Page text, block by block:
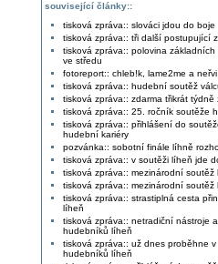
související články::
tisková zpráva:: slováci jdou do boje
tisková zpráva:: tři další postupující
tisková zpráva:: polovina
ve středu
fotoreport:: chleb!k, lame2me a
tisková zpráva:: hudební soutěž
tisková zpráva:: zdarma třikrát
tisková zpráva:: 25. ročník soutěže
tisková zpráva:: přihlášení do
hudební kariéry
pozvánka:: sobotní finále líhně
tisková zpráva:: v soutěži líheň jde
tisková zpráva:: mezinárodní
tisková zpráva:: mezinárodní
tisková zpráva:: strastiplná cesta
líheň
tisková zpráva:: netradiční nástroje
hudebníků líheň
tisková zpráva:: už dnes proběhne
hudebníků líheň